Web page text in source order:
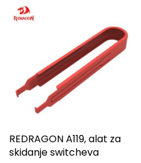
REDRAGON A119, alat za
skidanje switcheva